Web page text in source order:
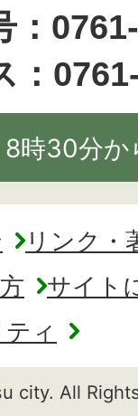
：
8時30分
リンク・
サイト
ィ
city. All